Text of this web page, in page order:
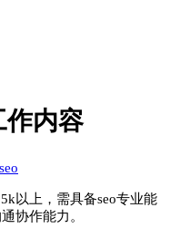
作内容
以上，需具备seo专业能
协作能力。